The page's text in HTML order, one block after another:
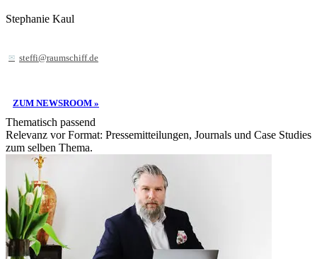
Stephanie Kaul
steffi@raumschiff.de
ZUM NEWSROOM »
Thematisch passend
Relevanz vor Format: Pressemitteilungen, Journals und Case Studies
zum selben Thema.